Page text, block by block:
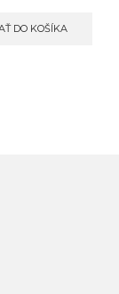
DO KOŠÍKA